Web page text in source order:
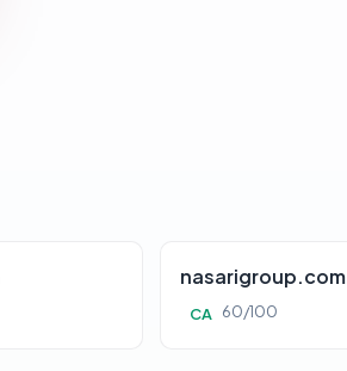
nasarigroup.com
CA 60/100